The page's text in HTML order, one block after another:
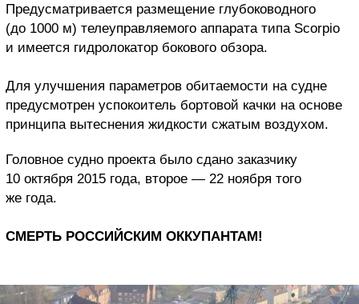
Предусматривается размещение глубоководного
(до 1000 м) телеуправляемого аппарата типа Scorpio
и имеется гидролокатор бокового обзора.
Для улучшения параметров обитаемости на судне
предусмотрен успокоитель бортовой качки на основе
принципа вытеснения жидкости сжатым воздухом.
Головное судно проекта было сдано заказчику
10 октября 2015 года, второе — 22 ноября того
же года.
СМЕРТЬ РОССИЙСКИМ ОККУПАНТАМ!